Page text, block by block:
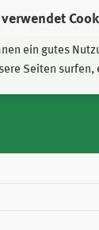
verwendet
ein gutes
Seiten